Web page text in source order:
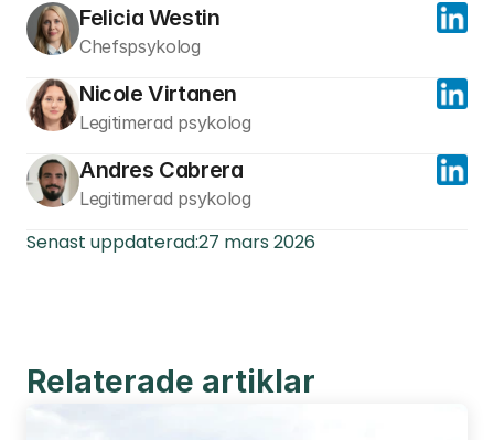
Felicia Westin
Chefspsykolog
Nicole Virtanen
Legitimerad psykolog
Andres Cabrera
Legitimerad psykolog
Senast uppdaterad:27 mars 2026
Relaterade artiklar